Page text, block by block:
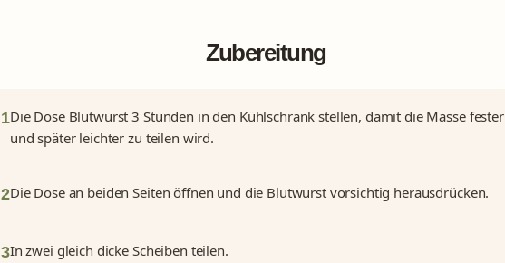
Zubereitung
1Die Dose Blutwurst 3 Stunden in den Kühlschrank stellen, damit die Masse fester
und später leichter zu teilen wird.
2Die Dose an beiden Seiten öffnen und die Blutwurst vorsichtig herausdrücken.
3In zwei gleich dicke Scheiben teilen.